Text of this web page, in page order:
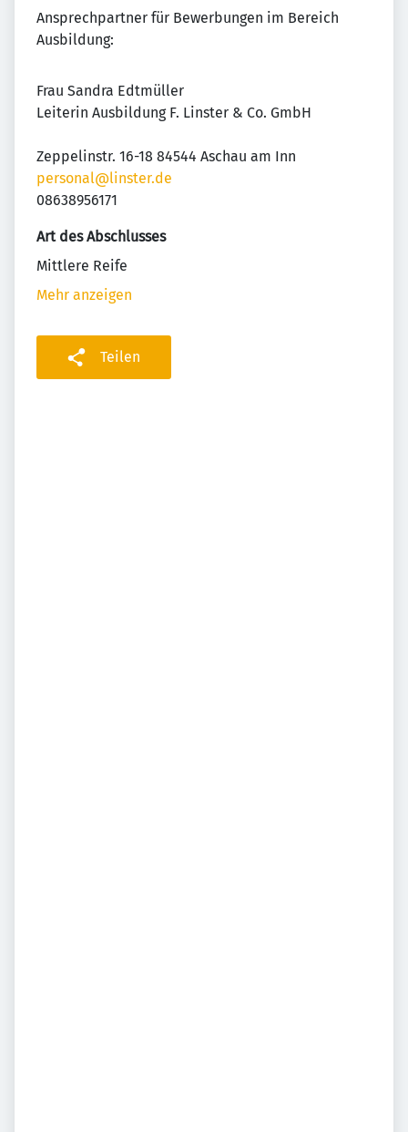
Ansprechpartner für Bewerbungen im Bereich
Ausbildung:
Frau Sandra Edtmüller
Leiterin Ausbildung F. Linster & Co. GmbH
Zeppelinstr. 16-18 84544 Aschau am Inn
personal@linster.de
08638956171
Art des Abschlusses
Mittlere Reife
Mehr anzeigen
Teilen